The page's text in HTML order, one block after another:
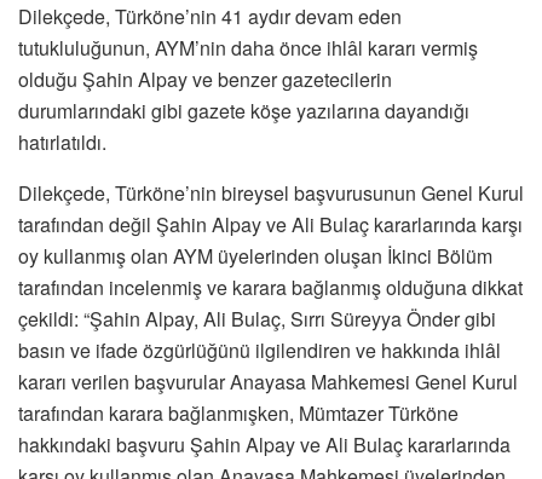
Dilekçede, Türköne’nin 41 aydır devam eden
tutukluluğunun, AYM’nin daha önce ihlâl kararı vermiş
olduğu Şahin Alpay ve benzer gazetecilerin
durumlarındaki gibi gazete köşe yazılarına dayandığı
hatırlatıldı.
Dilekçede, Türköne’nin bireysel başvurusunun Genel Kurul
tarafından değil Şahin Alpay ve Ali Bulaç kararlarında karşı
oy kullanmış olan AYM üyelerinden oluşan İkinci Bölüm
tarafından incelenmiş ve karara bağlanmış olduğuna dikkat
çekildi: “Şahin Alpay, Ali Bulaç, Sırrı Süreyya Önder gibi
basın ve ifade özgürlüğünü ilgilendiren ve hakkında ihlâl
kararı verilen başvurular Anayasa Mahkemesi Genel Kurul
tarafından karara bağlanmışken, Mümtazer Türköne
hakkındaki başvuru Şahin Alpay ve Ali Bulaç kararlarında